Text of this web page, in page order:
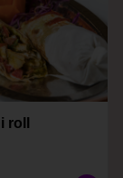
roll